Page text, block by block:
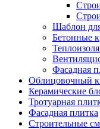
Шаблон
Бетонные
Фасадная
Облицовочный
Керамические
Тротуарная
Фасадная плитка
Строительные